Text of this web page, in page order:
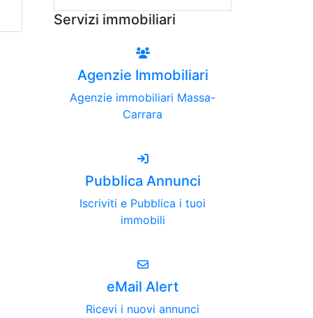
Servizi immobiliari
Agenzie Immobiliari
Agenzie immobiliari Massa-
Carrara
Pubblica Annunci
Iscriviti e Pubblica i tuoi
immobili
eMail Alert
Ricevi i nuovi annunci